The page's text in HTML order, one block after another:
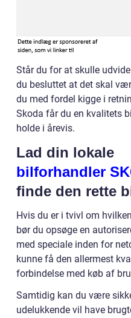
Står du for at skulle
du besluttet at det skal
du med fordel kigge i
Skoda får du en kvalitets
holde i årevis.
Lad din lokale
bilforhandler
finde den rette
Hvis du er i tvivl om
bør du opsøge en
med speciale inden for
kunne få den allermest
forbindelse med køb af
Samtidig kan du være
udelukkende vil have